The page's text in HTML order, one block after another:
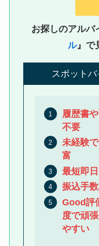
お探しのアルバ
ル』で
スポット
履歴書
不要
未経験
富
最短即
振込手
Good評
度で頑
やすい